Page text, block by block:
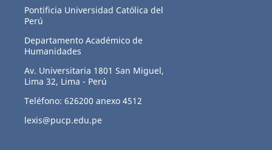
Pontificia Universidad Católica del
Perú
Departamento Académico de
Humanidades
Av. Universitaria 1801 San Miguel,
Lima 32, Lima - Perú
Teléfono: 626200 anexo 4512
lexis@pucp.edu.pe